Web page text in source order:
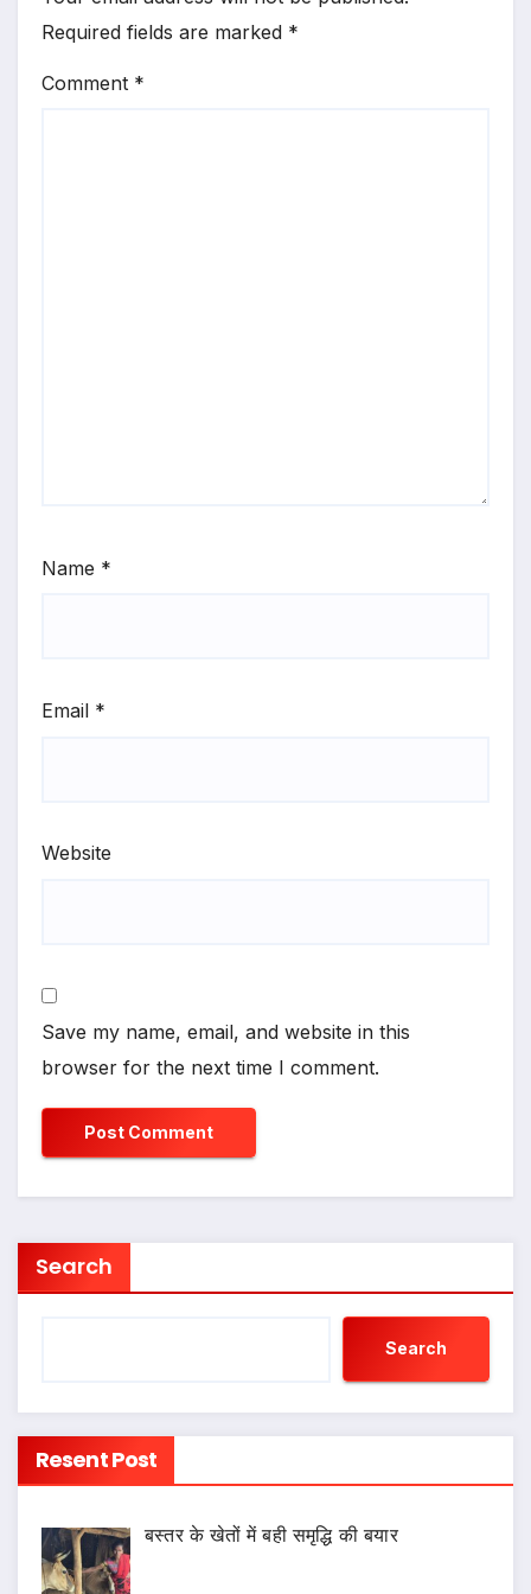
Required fields are marked *
Comment *
Name *
Email *
Website
Save my name, email, and website in this
browser for the next time I comment.
Search
Search
Resent Post
बस्तर के खेतों में बही समृद्धि की बयार